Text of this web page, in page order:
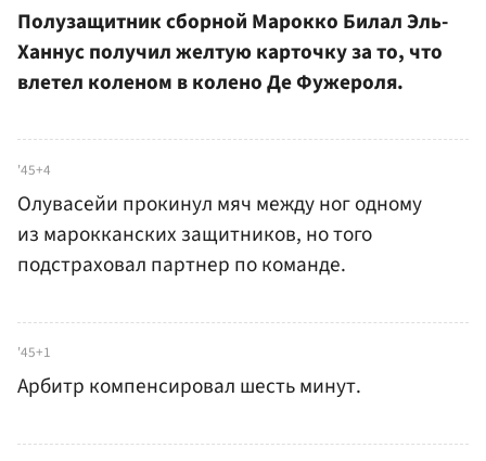
Полузащитник сборной Марокко Билал Эль-
Ханнус получил желтую карточку за то, что
влетел коленом в колено Де Фужероля.
'45+4
Олувасейи прокинул мяч между ног одному
из марокканских защитников, но того
подстраховал партнер по команде.
'45+1
Арбитр компенсировал шесть минут.